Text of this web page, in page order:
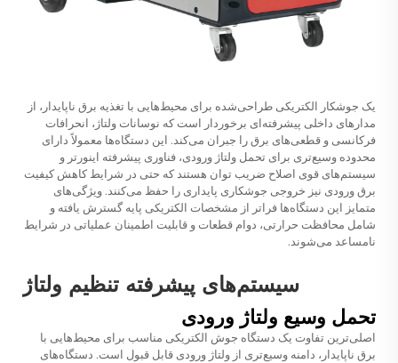
یک جوشکار الکتریکی طراحی‌شده برای محیط‌هایی با تغذیه برق ناپایدار، از
مدارهای داخلی پیشرفته‌ای برخوردار است که نوسانات ولتاژ، انحرافات
فرکانسی و قطعی‌های برق را جبران می‌کند. این دستگاه‌ها معمولاً دارای
محدوده وسیع‌تری برای تحمل ولتاژ ورودی، فناوری پیشرفته اینورتر و
سیستم‌های قوی اصلاح ضریب توان هستند که حتی در شرایط کاهش کیفیت
برق ورودی نیز خروجی جوشکاری پایداری را حفظ می‌کنند. ویژگی‌های
متمایز این دستگاه‌ها فراتر از مشخصات الکتریکی پایه گسترش یافته و
شامل محافظت حرارتی، دوام قطعات و قابلیت اطمینان عملیاتی در شرایط
نامساعد می‌شوند.
سیستم‌های پیشرفته تنظیم ولتاژ
تحمل وسیع ولتاژ ورودی
اصلی‌ترین تفاوت یک دستگاه جوش الکتریکی مناسب برای محیط‌هایی با
برق ناپایدار، دامنه وسیع‌تری از ولتاژ ورودی قابل قبول است. دستگاه‌های